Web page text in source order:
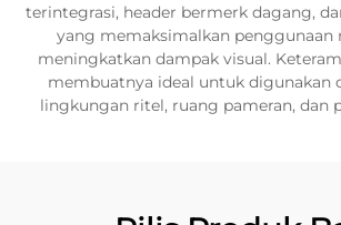
terintegrasi, header bermerk dagang,
yang memaksimalkan penggunaan
meningkatkan dampak visual.
membuatnya ideal untuk digunakan
lingkungan ritel, ruang pameran, dan